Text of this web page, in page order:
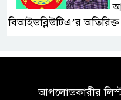
বিআইডব্লিউটিএ’র
আপলোডকারীর